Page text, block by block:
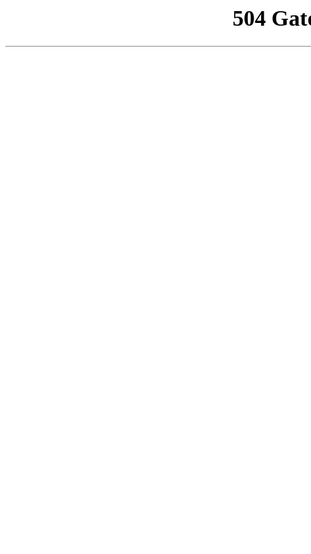
504